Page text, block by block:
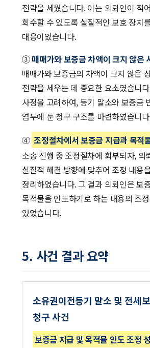
전략을 세웠습니다. 이는 의뢰인이 적
회수할 수 있도록 실질적인 보호 장치
대응이었습니다.
③매매가와 보증금 차액이 크지 않은
매매가와 보증금의 차액이 크지 않은
전략을 세우는 데 중요한 요소였습니
사정을 고려하여, 등기 말소와 보증금
염두에 둔 청구 구조를 마련하였습니
④ 조정절차에서 보증금 지급과 목적
소송 진행 중 조정절차에 회부되자, 의
실질적 해결 방향에 맞추어 조정 내용
정리하였습니다. 그 결과 의뢰인은 보
목적물을 인도하기로 하는 내용의 조
있었습니다.
5. 사건 결과 요약
소유권이전등기 말소 및 전세
청구 사건
보증금 지급 및 목적물 인도 조정